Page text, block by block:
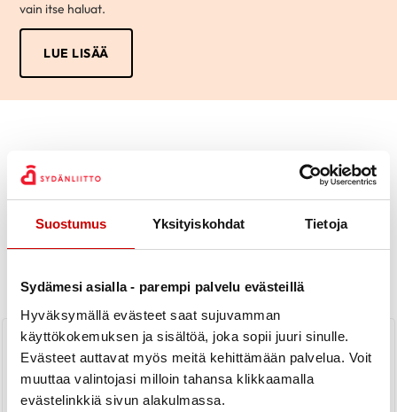
Suostumus Yksityiskohdat Tietoja
Sydämesi asialla - parempi palvelu evästeillä
Hyväksymällä evästeet saat sujuvamman
käyttökokemuksen ja sisältöä, joka sopii juuri sinulle.
Evästeet auttavat myös meitä kehittämään palvelua. Voit
muuttaa valintojasi milloin tahansa klikkaamalla
evästelinkkiä sivun alakulmassa.
vain itse haluat.
LUE LISÄÄ
Uutiset
Yhdistys Piiri
Toimiston kesäloma 2026
LUE UUTINEN